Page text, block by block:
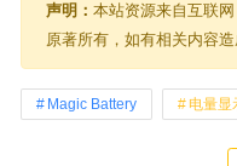
声明： 本站资源来自互联
原著所有，如有相关内容
Magic Battery 电量显